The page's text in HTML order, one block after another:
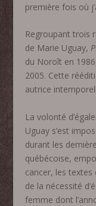
première fois où
Regroupant trois
de Marie Uguay,
du Noroît en
2005. Cette
autrice
La volonté
Uguay s’est
durant les
québécoise,
cancer, les textes
de la nécessité
femme dont